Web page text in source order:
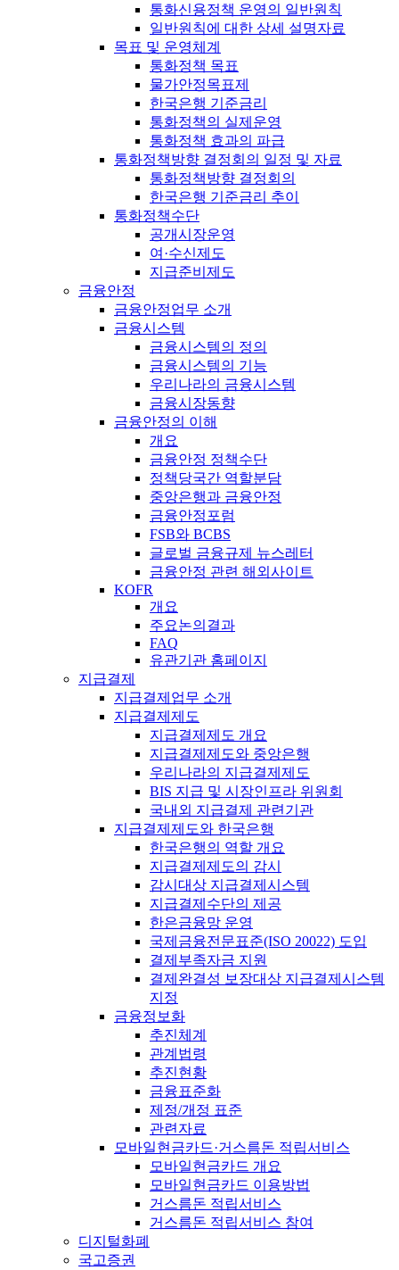
통화신용정책 운영의 일반원칙
일반원칙에 대한 상세 설명자료
목표 및 운영체계
통화정책 목표
물가안정목표제
한국은행 기준금리
통화정책의 실제운영
통화정책 효과의 파급
통화정책방향 결정회의 일정 및 자료
통화정책방향 결정회의
한국은행 기준금리 추이
통화정책수단
공개시장운영
여·수신제도
지급준비제도
금융안정
금융안정업무 소개
금융시스템
금융시스템의 정의
금융시스템의 기능
우리나라의 금융시스템
금융시장동향
금융안정의 이해
개요
금융안정 정책수단
정책당국간 역할분담
중앙은행과 금융안정
금융안정포럼
FSB와 BCBS
글로벌 금융규제 뉴스레터
금융안정 관련 해외사이트
KOFR
개요
주요논의결과
FAQ
유관기관 홈페이지
지급결제
지급결제업무 소개
지급결제제도
지급결제제도 개요
지급결제제도와 중앙은행
우리나라의 지급결제제도
BIS 지급 및 시장인프라 위원회
국내외 지급결제 관련기관
지급결제제도와 한국은행
한국은행의 역할 개요
지급결제제도의 감시
감시대상 지급결제시스템
지급결제수단의 제공
한은금융망 운영
국제금융전문표준(ISO 20022) 도입
결제부족자금 지원
결제완결성 보장대상 지급결제시스템
지정
금융정보화
추진체계
관계법령
추진현황
금융표준화
제정/개정 표준
관련자료
모바일현금카드·거스름돈 적립서비스
모바일현금카드 개요
모바일현금카드 이용방법
거스름돈 적립서비스
거스름돈 적립서비스 참여
디지털화폐
국고증권